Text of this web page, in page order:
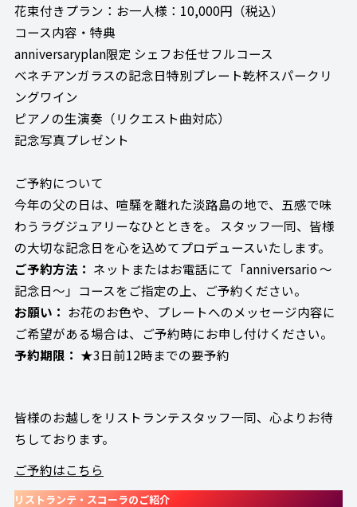
花束付きプラン：お一人様：10,000円（税込）
コース内容・特典
anniversaryplan限定 シェフお任せフルコース
ベネチアンガラスの記念日特別プレート乾杯スパークリ
ングワイン
ピアノの生演奏（リクエスト曲対応）
記念写真プレゼント
ご予約について
今年の父の日は、喧騒を離れた淡路島の地で、五感で味
わうラグジュアリーなひとときを。 スタッフ一同、皆様
の大切な記念日を心を込めてプロデュースいたします。
ご予約方法： ネットまたはお電話にて「anniversario ～
記念日～」コースをご指定の上、ご予約ください。
お願い： お花のお色や、プレートへのメッセージ内容に
ご希望がある場合は、ご予約時にお申し付けください。
予約期限： ★3日前12時までの要予約
皆様のお越しをリストランテスタッフ一同、心よりお待
ちしております。
ご予約はこちら
リストランテ・スコーラのご紹介